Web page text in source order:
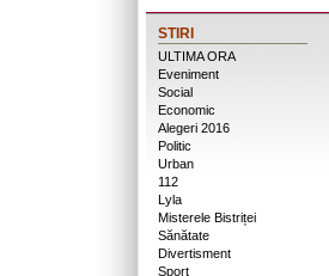
STIRI
ULTIMA ORA
Eveniment
Social
Economic
Alegeri 2016
Politic
Urban
112
Lyla
Misterele Bistriței
Sănătate
Divertisment
Sport